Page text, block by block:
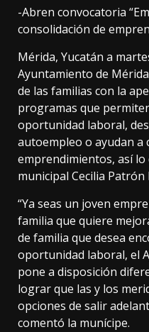
-Abren convocatoria
consolidación de
Mérida, Yucatán a
Ayuntamiento de
de las familias con la
programas que
oportunidad laboral,
autoempleo o ayudan a
emprendimientos, así
municipal Cecilia Patrón
“Ya seas un joven
familia que quiere
de familia que desea
oportunidad laboral, el
pone a disposición
lograr que las y los
opciones de salir
comentó la munícipe.